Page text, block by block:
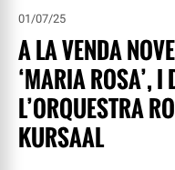
01/07/25
A LA VENDA
‘MARIA ROSA’, I
L’ORQUESTRA
KURSAAL